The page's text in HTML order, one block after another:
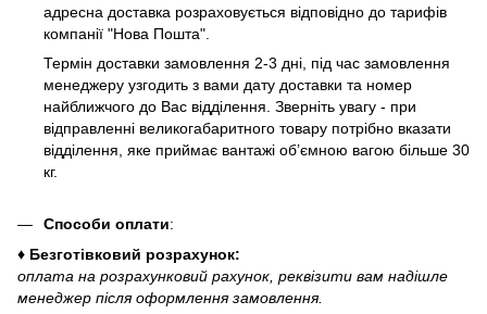
адресна доставка розраховується відповідно до тарифів
компанії "Нова Пошта".
Термін доставки замовлення 2-3 дні, під час замовлення
менеджеру узгодить з вами дату доставки та номер
найближчого до Вас відділення. Зверніть увагу - при
відправленні великогабаритного товару потрібно вказати
відділення, яке приймає вантажі об’ємною вагою більше 30
кг.
Способи оплати:
♦ Безготівковий розрахунок:
оплата на розрахунковий рахунок, реквізити вам надішле
менеджер після оформлення замовлення.